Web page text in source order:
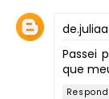
de.juliaa
Passei
que